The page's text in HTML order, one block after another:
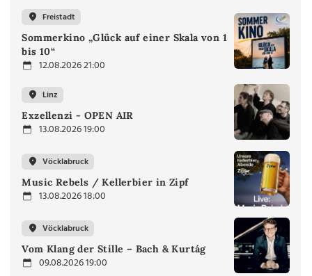
Freistadt
Sommerkino „Glück auf einer Skala von 1
bis 10“
12.08.2026 21:00
Linz
Exzellenzi - OPEN AIR
13.08.2026 19:00
Vöcklabruck
Music Rebels / Kellerbier in Zipf
13.08.2026 18:00
Vöcklabruck
Vom Klang der Stille – Bach & Kurtág
09.08.2026 19:00